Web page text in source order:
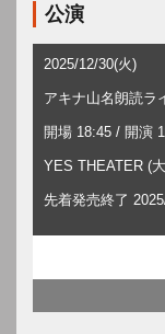
公演
2025/12/30(火)
アキナ山名朗読ラ
開場 18:45 / 開演
YES THEATER (
先着発売終了